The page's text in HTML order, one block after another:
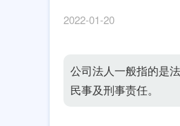
2022-01-20
公司法人一般指的是
民事及刑事责任。